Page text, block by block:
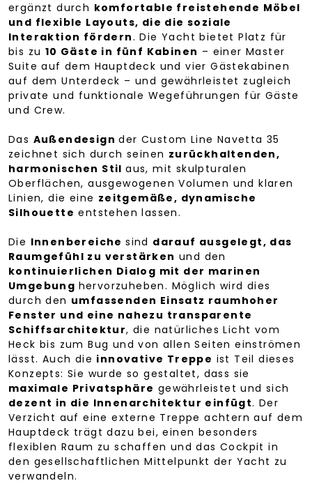
ergänzt durch komfortable freistehende Möbel
und flexible Layouts, die die soziale
Interaktion fördern. Die Yacht bietet Platz für
bis zu 10 Gäste in fünf Kabinen – einer Master
Suite auf dem Hauptdeck und vier Gästekabinen
auf dem Unterdeck – und gewährleistet zugleich
private und funktionale Wegeführungen für Gäste
und Crew.
Das Außendesignder Custom Line Navetta 35
zeichnet sich durch seinen zurückhaltenden,
harmonischen Stilaus, mit skulpturalen
Oberflächen, ausgewogenen Volumen und klaren
Linien, die eine zeitgemäße, dynamische
Silhouette entstehen lassen.
Die Innenbereichesind darauf ausgelegt, das
Raumgefühl zu verstärken und den
kontinuierlichen Dialog mit der marinen
Umgebung hervorzuheben. Möglich wird dies
durch den umfassenden Einsatz raumhoher
Fenster und eine nahezu transparente
Schiffsarchitektur, die natürliches Licht vom
Heck bis zum Bug und von allen Seiten einströmen
lässt. Auch die innovative Treppe ist Teil dieses
Konzepts: Sie wurde so gestaltet, dass sie
maximale Privatsphäre gewährleistet und sich
dezent in die Innenarchitektur einfügt. Der
Verzicht auf eine externe Treppe achtern auf dem
Hauptdeck trägt dazu bei, einen besonders
flexiblen Raum zu schaffen und das Cockpit in
den gesellschaftlichen Mittelpunkt der Yacht zu
verwandeln.